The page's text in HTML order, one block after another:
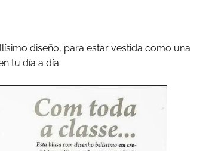
diseño, para estar vestida como una
tu día a día